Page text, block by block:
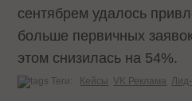
сентябрем удалось
больше первичных
этом снизилась на 54%.
Теги: Кейсы VK Реклама